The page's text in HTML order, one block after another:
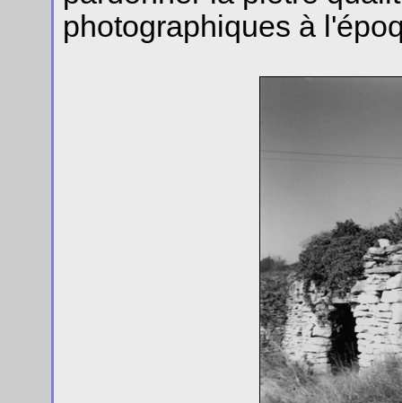
photographiques à